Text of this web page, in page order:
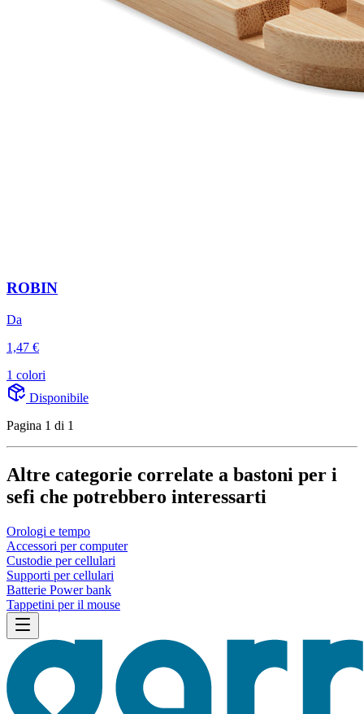
ROBIN
Da
1,47 €
1 colori
Disponibile
Pagina 1 di 1
Altre categorie correlate a bastoni per i
sefi che potrebbero interessarti
Orologi e tempo
Accessori per computer
Custodie per cellulari
Supporti per cellulari
Batterie Power bank
Tappetini per il mouse